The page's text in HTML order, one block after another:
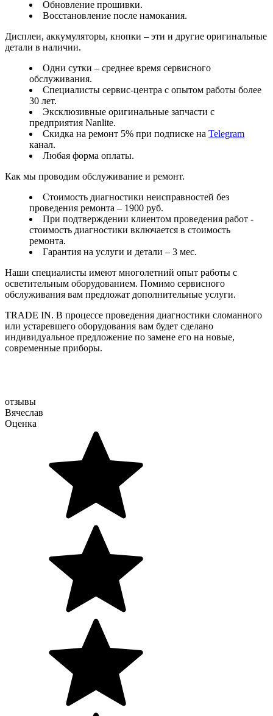
Обновление прошивки.
Восстановление после намокания.
Дисплеи, аккумуляторы, кнопки – эти и другие оригинальные
детали в наличии.
Одни сутки – среднее время сервисного
обслуживания.
Специалисты сервис-центра с опытом работы более
30 лет.
Эксклюзивные оригинальные запчасти с
предприятия Nanlite.
Скидка на ремонт 5% при подписке на Telegram
канал.
Любая форма оплаты.
Как мы проводим обслуживание и ремонт.
Стоимость диагностики неисправностей без
проведения ремонта – 1900 руб.
При подтверждении клиентом проведения работ -
стоимость диагностики включается в стоимость
ремонта.
Гарантия на услуги и детали – 3 мес.
Наши специалисты имеют многолетний опыт работы с
осветительным оборудованием. Помимо сервисного
обслуживания вам предложат дополнительные услуги.
TRADE IN. В процессе проведения диагностики сломанного
или устаревшего оборудования вам будет сделано
индивидуальное предложение по замене его на новые,
современные приборы.
отзывы
Вячеслав
Оценка